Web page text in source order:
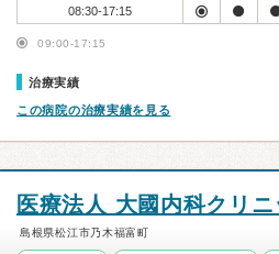
08:30-17:15
09:00-17:15
治療実績
この病院の治療実績を見る
医療法人 大國内科クリニ
島根県松江市乃木福富町